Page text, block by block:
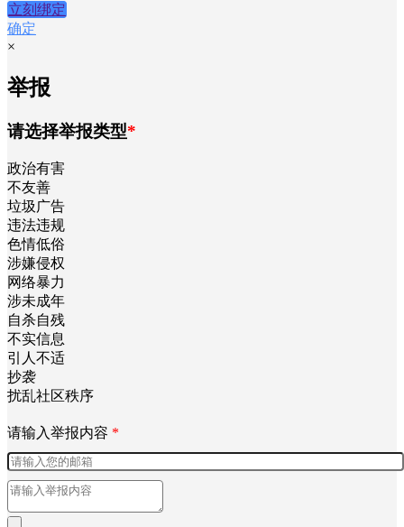
立刻绑定
确定
×
举报
请选择举报类型*
政治有害
不友善
垃圾广告
违法违规
色情低俗
涉嫌侵权
网络暴力
涉未成年
自杀自残
不实信息
引人不适
抄袭
扰乱社区秩序
请输入举报内容 *